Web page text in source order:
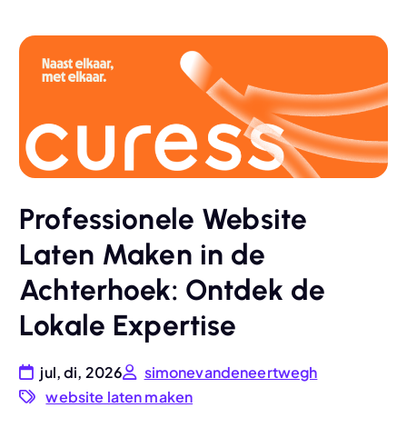
Professionele Website
Laten Maken in de
Achterhoek: Ontdek de
Lokale Expertise
jul, di, 2026
simonevandeneertwegh
website laten maken